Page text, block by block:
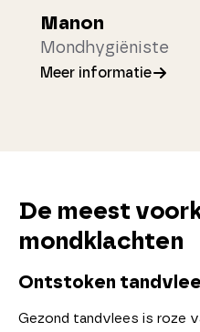
Manon
Mondhygiëniste
Meer informatie
De meest
mondklachten
Ontstoken
Gezond tandvlees is roze